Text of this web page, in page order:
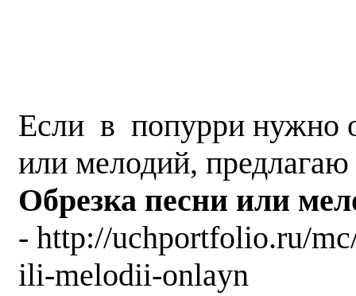
Если в попурри нужно
или мелодий,
Обрезка песни или
- http://uchportfolio.ru/
ili-melodii-onlayn